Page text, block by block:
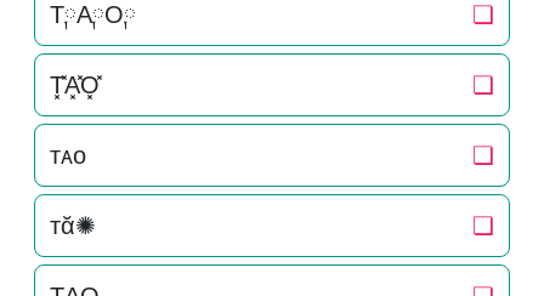
T༙A༙O༙ ❏
T͓̽A͓̽O͓̽ ❏
ᴛᴀᴏ ❏
тᾰ✺ ❏